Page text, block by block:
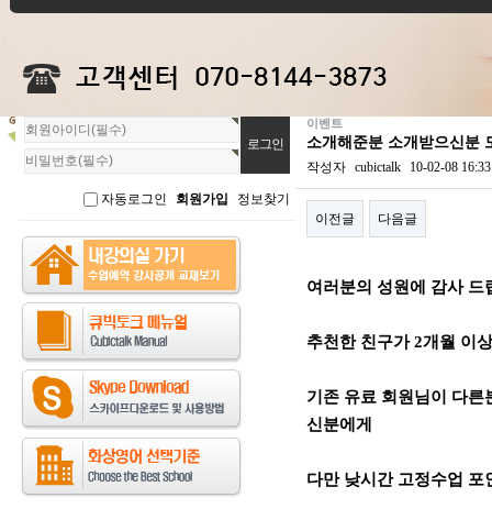
회
원
로
자동로그인 회원가입 정보찾기
이벤트
소개해준분 소개받으신분
작성자 cubictalk 10-02-08 16:33
이전글 다음글
여러분의 성원에 감사 드
추천한 친구가 2개월 이
기존 유료 회원님이 다
신분에게
다만 낮시간 고정수업 포